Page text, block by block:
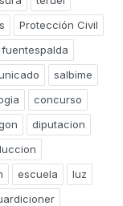
Protección Civil
fuentespalda
salbime
concurso
diputacion
escuela
luz